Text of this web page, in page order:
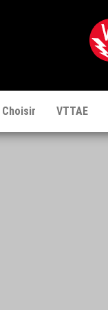
Choisir VTTAE